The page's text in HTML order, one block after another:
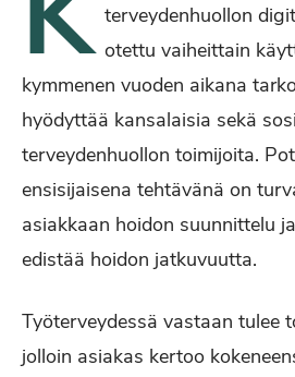
terveydenhuollon
otettu vaiheittain
kymmenen vuoden aikana
hyödyttää kansalaisia sekä
terveydenhuollon toimijoita.
ensisijaisena tehtävänä on
asiakkaan hoidon suunnittelu
edistää hoidon jatkuvuutta.
Työterveydessä vastaan tulee
jolloin asiakas kertoo